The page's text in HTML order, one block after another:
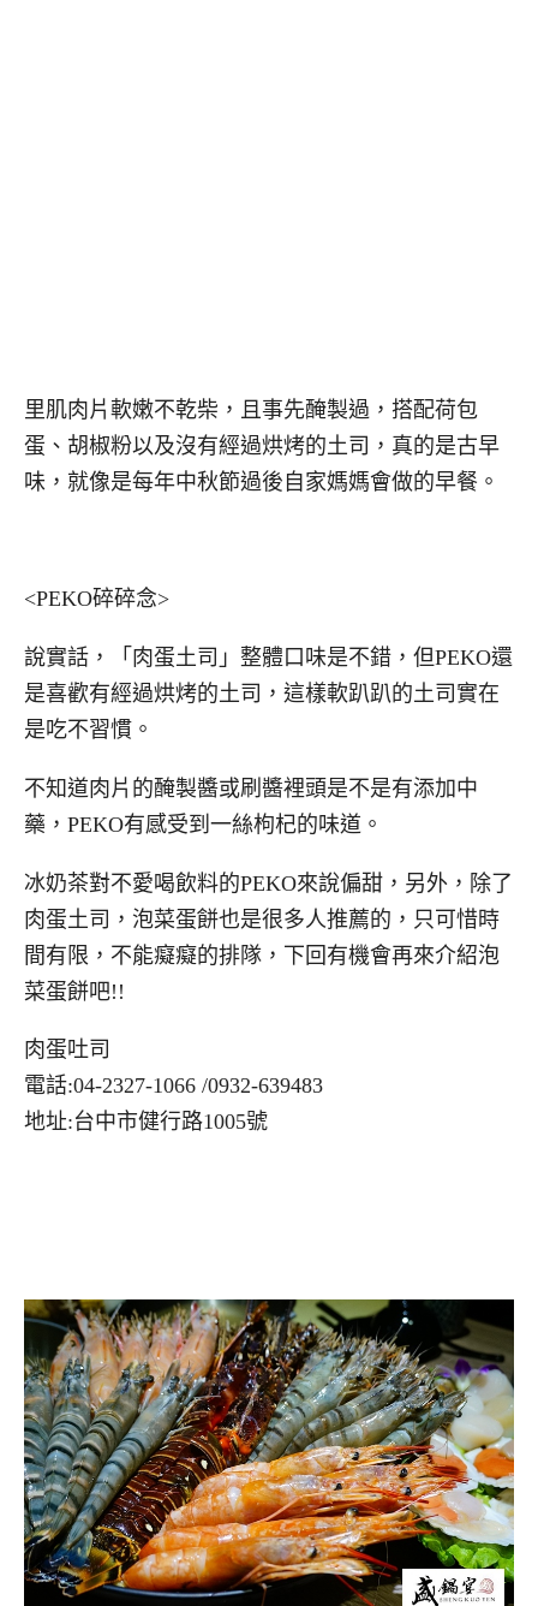
里肌肉片軟嫩不乾柴，且事先醃製過，搭配荷包
蛋、胡椒粉以及沒有經過烘烤的土司，真的是古早
味，就像是每年中秋節過後自家媽媽會做的早餐。
<PEKO碎碎念>
說實話，「肉蛋土司」整體口味是不錯，但PEKO還
是喜歡有經過烘烤的土司，這樣軟趴趴的土司實在
是吃不習慣。
不知道肉片的醃製醬或刷醬裡頭是不是有添加中
藥，PEKO有感受到一絲枸杞的味道。
冰奶茶對不愛喝飲料的PEKO來說偏甜，另外，除了
肉蛋土司，泡菜蛋餅也是很多人推薦的，只可惜時
間有限，不能癡癡的排隊，下回有機會再來介紹泡
菜蛋餅吧!!
肉蛋吐司
電話:04-2327-1066 /0932-639483
地址:台中市健行路1005號